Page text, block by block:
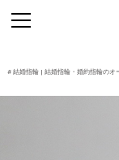
# 結婚指輪| 結婚指輪・婚約指輪のオ
toggle
navigation